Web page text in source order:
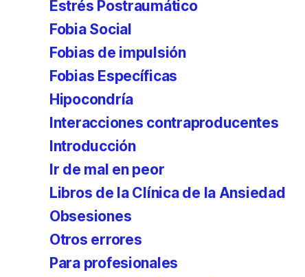
Estrés Postraumático
Fobia Social
Fobias de impulsión
Fobias Específicas
Hipocondría
Interacciones contraproducentes
Introducción
Ir de mal en peor
Libros de la Clínica de la Ansiedad
Obsesiones
Otros errores
Para profesionales